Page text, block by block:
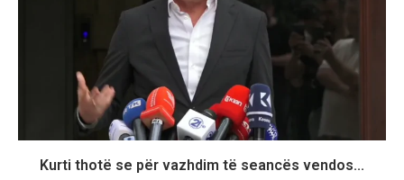
Kurti thotë se për vazhdim të seancës vendos...